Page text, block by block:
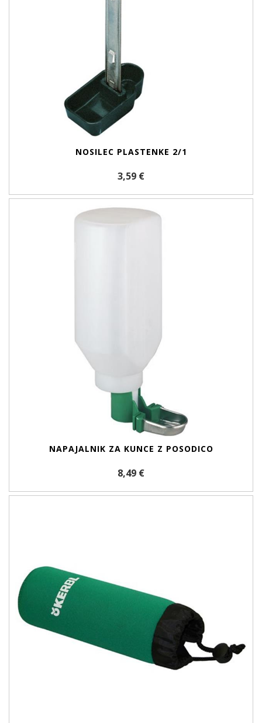
NOSILEC PLASTENKE 2/1
3,59 €
NAPAJALNIK ZA KUNCE Z POSODICO
8,49 €